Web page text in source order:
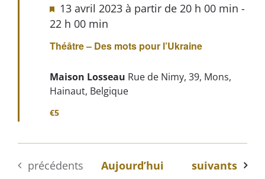
Théâtre – Des mots pour l’Ukraine
13 avril 2023 à partir de 20 h 00 min -
22 h 00 min
Maison Losseau Rue de Nimy, 39, Mons,
Hainaut, Belgique
€5
Évènements
précédents Aujourd’hui Évènements
suivants